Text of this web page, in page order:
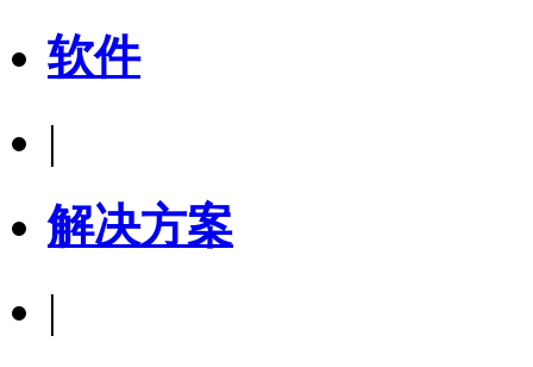
软件
|
解决方案
|